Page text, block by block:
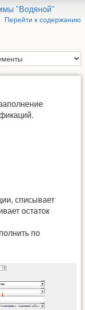
"Водяной"
Перейти к содержанию
списывает
остаток
по